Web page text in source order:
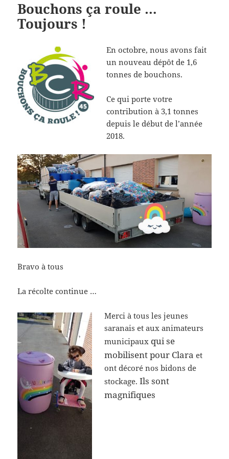
Bouchons ça roule …
Toujours !
En octobre, nous avons fait
un nouveau dépôt de 1,6
tonnes de bouchons.
Ce qui porte votre
contribution à 3,1 tonnes
depuis le début de l’année
2018.
Bravo à tous
La récolte continue …
Merci à tous les jeunes
saranais et aux animateurs
municipaux qui se
mobilisent pour Claraet
ont décoré nos bidons de
stockage.Ils sont
magnifiques